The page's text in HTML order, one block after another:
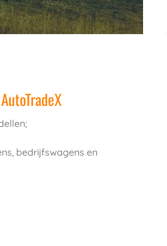
bedrijfswagens en